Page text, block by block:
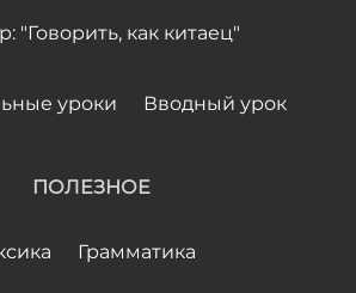
"Говорить, как китаец"
уроки Вводный урок
ПОЛЕЗНОЕ
Грамматика